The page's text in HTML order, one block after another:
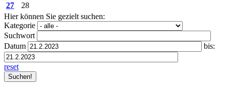
27
28
Hier können Sie gezielt suchen:
Kategorie
Suchwort
Datum
bis:
reset